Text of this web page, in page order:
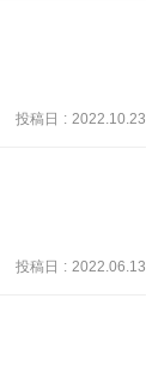
投稿日 : 2022.10.23
なくなってくる
が研ぎ澄まされ
己肯定感ではな
投稿日 : 2022.06.13